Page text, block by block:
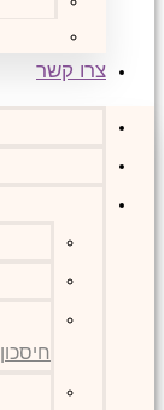
צרו קשר
חיסכון